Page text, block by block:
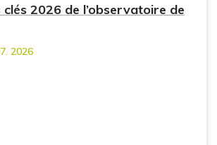
2026 de l’observatoire de
2026